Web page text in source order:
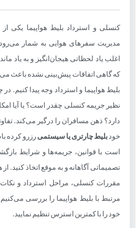
کنسلی و استرداد بلیط هواپیما یکی
مدیریت سفرهای هوایی به شمار
اغلب یاد لحظاتی هیجان‌انگیز و به یاد
که گاهی اتفاقات پیش‌بینی نشده باعث
بلیط هواپیما و استرداد وجه پیدا کنیم.
نظیر جریمه کنسلی چقدر است؟ یا آیا
دارد؟ ذهن مسافران را درگیر می‌کند.
خودبلیط چارتری یا سیستمیرزرو کرده
است با قوانین، جریمه‌ها و شرایط
تصمیماتی آگاهانه و به موقع اتخاذ کنید. از
مقررات کنسلی، مراحل استرداد و
مرتبط با بلیط هواپیما را بررسی می‌کنیم
خود را با کمترین استرس تنظیم نمایید.